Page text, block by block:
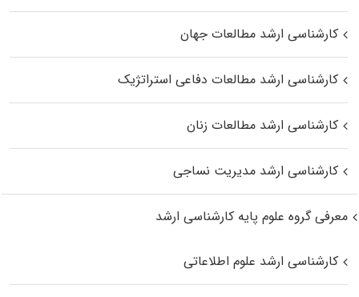
کارشناسی ارشد مطالعات جهان
کارشناسی ارشد مطالعات دفاعی استراتژیک
کارشناسی ارشد مطالعات زنان
کارشناسی ارشد مدیریت نساجی
معرفی گروه علوم پایه کارشناسی ارشد
کارشناسی ارشد علوم اطلاعاتی